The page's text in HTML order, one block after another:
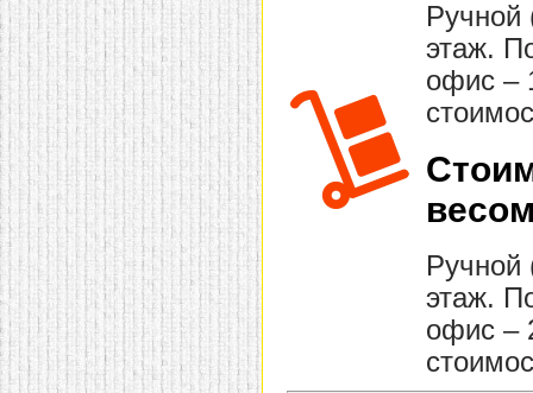
этаж.
офис –
этаж.
офис –